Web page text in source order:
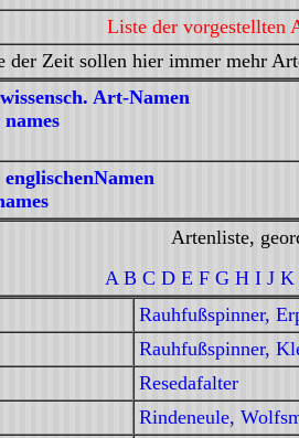
Liste der
der Zeit sollen hier immer mehr
Art-Namen
Artenliste,
A B C D E F G H I J K
Rauhfußspinner,
Rauhfußspinner,
Resedafalter
Rindeneule,